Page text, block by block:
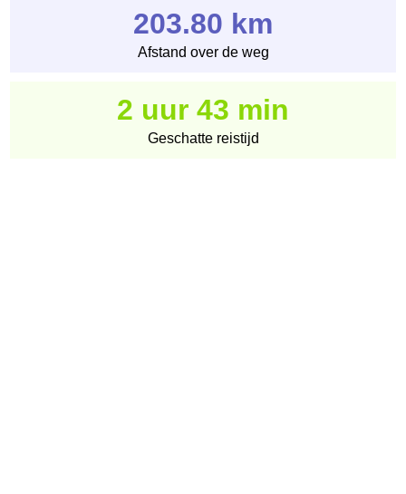
203.80 km
Afstand over de weg
2 uur 43 min
Geschatte reistijd